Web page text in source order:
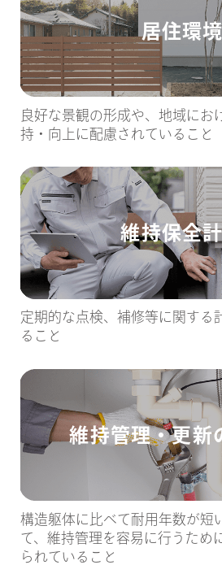
居住環境
良好な景観の形成や、地域にお
持・向上に配慮されていること
維持保全
定期的な点検、補修等に関する
ること
維持管理・更新
構造躯体に比べて耐用年数が短
て、維持管理を容易に行うため
られていること